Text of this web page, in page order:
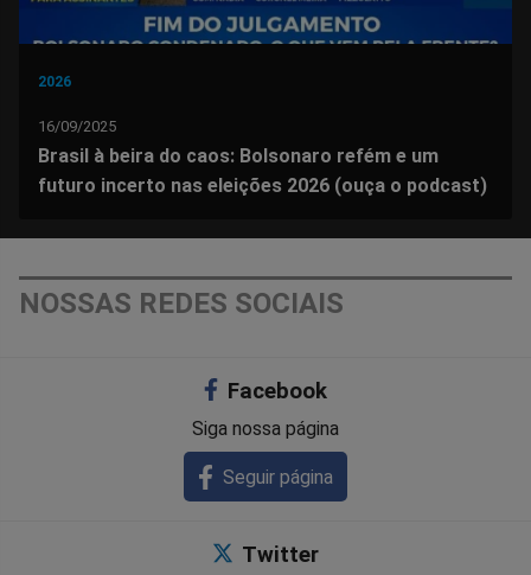
2026
16/09/2025
Brasil à beira do caos: Bolsonaro refém e um
futuro incerto nas eleições 2026 (ouça o podcast)
NOSSAS REDES SOCIAIS
Facebook
Siga nossa página
Seguir página
Twitter